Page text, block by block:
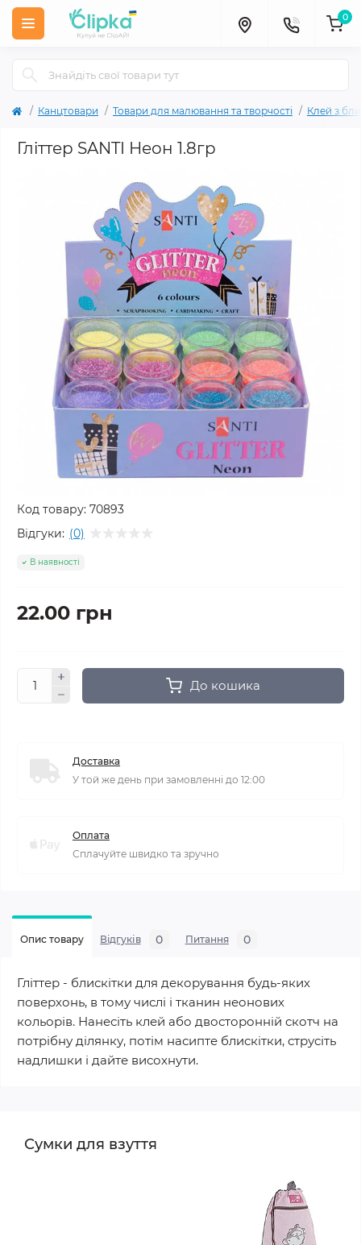
0
Канцтовари Товари для малювання та творчості Клей з
Гліттер SANTI Неон 1.8гр
Код товару: 70893
Відгуки: (0)
В наявності
22.00 грн
До кошика
Доставка
У той же день при замовленні до 12:00
Оплата
Сплачуйте швидко та зручно
Опис товару Відгуків 0 Питання 0
Гліттер - блискітки для декорування будь-яких
поверхонь, в тому числі і тканин неонових
кольорів. Нанесіть клей або двосторонній скотч на
потрібну ділянку, потім насипте блискітки, струсіть
надлишки і дайте висохнути.
Сумки для взуття